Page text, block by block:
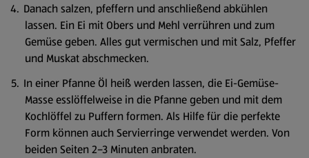
Danach salzen, pfeffern und anschließend abkühlen
lassen. Ein Ei mit Obers und Mehl verrühren und zum
Gemüse geben. Alles gut vermischen und mit Salz, Pfeffer
und Muskat abschmecken.
In einer Pfanne Öl heiß werden lassen, die Ei-Gemüse-
Masse esslöffelweise in die Pfanne geben und mit dem
Kochlöffel zu Puffern formen. Als Hilfe für die perfekte
Form können auch Servierringe verwendet werden. Von
beiden Seiten 2–3 Minuten anbraten.